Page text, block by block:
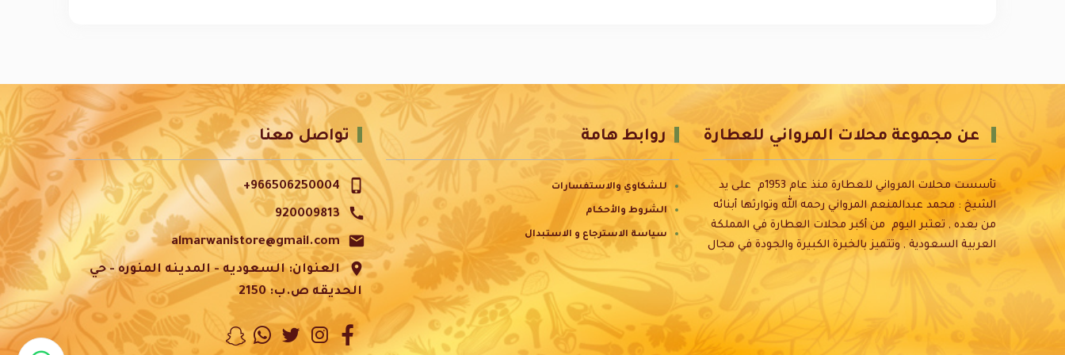
عن مجموعة محلات المرواني للعطارة
تأسست محلات المرواني للعطارة منذ عام 1953م على يد
الشيخ : محمد عبدالمنعم المرواني رحمه الله وتوارثها أبنائه
من بعده , تعتبر اليوم من أكبر محلات العطارة في المملكة
العربية السعودية , وتتميز بالخبرة الكبيرة والجودة في مجال
مستوى في التغليف والتوصيل , ومن اجل خدمة عملاءنا تم
انشاء موقعنا الإلكتروني، وشعارنا الجودة والتميز
روابط هامة
للشكاوي والاستفسارات
الشروط والأحكـام
سياسة الاسترجاع و الاستبدال
تواصل معنا
phone_iphone
966506250004+
call
920009813
mail
almarwanistore@gmail.com
place العنوان: السعوديه - المدينه المنوره - حي
الحديقه ص.ب: 2150